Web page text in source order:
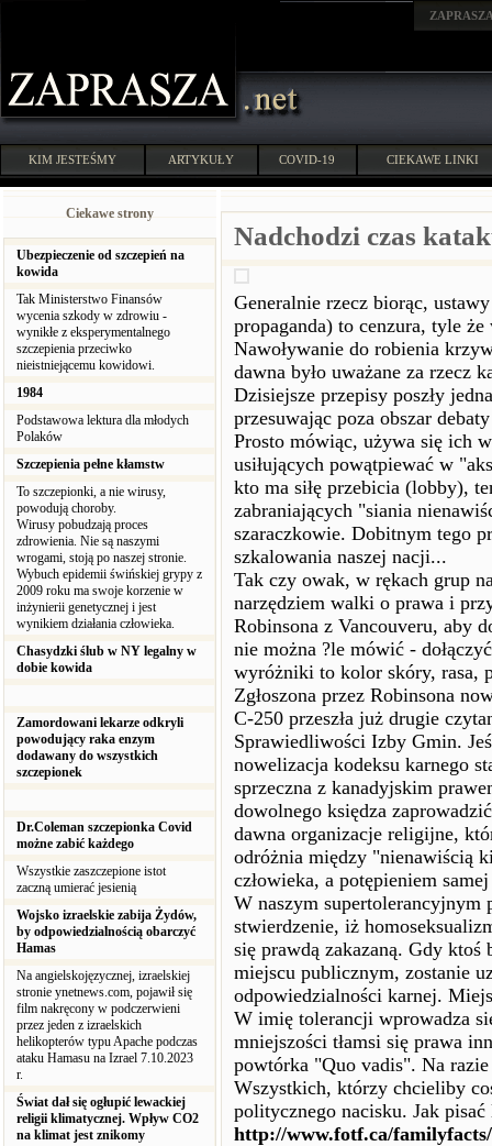
KIM JESTEŚMY ARTYKUŁY COVID-19 CIEKAWE LINKI
Ciekawe strony
Ubezpieczenie od szczepień na
kowida
Tak Ministerstwo Finansów
wycenia szkody w zdrowiu -
wynikłe z eksperymentalnego
szczepienia przeciwko
nieistniejącemu kowidowi.
1984
Podstawowa lektura dla młodych
Polaków
Szczepienia pełne kłamstw
To szczepionki, a nie wirusy,
powodują choroby.
Wirusy pobudzają proces
zdrowienia. Nie są naszymi
wrogami, stoją po naszej stronie.
Wybuch epidemii świńskiej grypy z
2009 roku ma swoje korzenie w
inżynierii genetycznej i jest
wynikiem działania człowieka.
Chasydzki ślub w NY legalny w
dobie kowida
Zamordowani lekarze odkryli
powodujący raka enzym
dodawany do wszystkich
szczepionek
Dr.Coleman szczepionka Covid
możne zabić każdego
Wszystkie zaszczepione istot
zaczną umierać jesienią
Wojsko izraelskie zabija Żydów,
by odpowiedzialnością obarczyć
Hamas
Na angielskojęzycznej, izraelskiej
stronie ynetnews.com, pojawił się
film nakręcony w podczerwieni
przez jeden z izraelskich
helikopterów typu Apache podczas
ataku Hamasu na Izrael 7.10.2023
r.
Świat dał się ogłupić lewackiej
religii klimatycznej. Wpływ CO2
na klimat jest znikomy
Nadchodzi czas
Generalnie rzecz biorąc,
propaganda) to cenzura, tyle
Nawoływanie do robienia
dawna było uważane za rzecz
Dzisiejsze przepisy poszły
przesuwając poza obszar
Prosto mówiąc, używa się ich
usiłujących powątpiewać w
kto ma siłę przebicia (lobby),
zabraniających "siania
szaraczkowie. Dobitnym tego
szkalowania naszej nacji...
Tak czy owak, w rękach grup
narzędziem walki o prawa i
Robinsona z Vancouveru, aby
nie można ?le mówić -
wyróżniki to kolor skóry, rasa,
Zgłoszona przez Robinsona
C-250 przeszła już drugie
Sprawiedliwości Izby Gmin.
nowelizacja kodeksu karnego
sprzeczna z kanadyjskim
dowolnego księdza
dawna organizacje religijne,
odróżnia między "nienawiścią
człowieka, a potępieniem
W naszym supertolerancyjnym
stwierdzenie, iż
się prawdą zakazaną. Gdy ktoś
miejscu publicznym, zostanie
odpowiedzialności karnej.
W imię tolerancji wprowadza
mniejszości tłamsi się prawa
powtórka "Quo vadis". Na
Wszystkich, którzy chcieliby
politycznego nacisku. Jak
http://www.fotf.ca/familyfacts/